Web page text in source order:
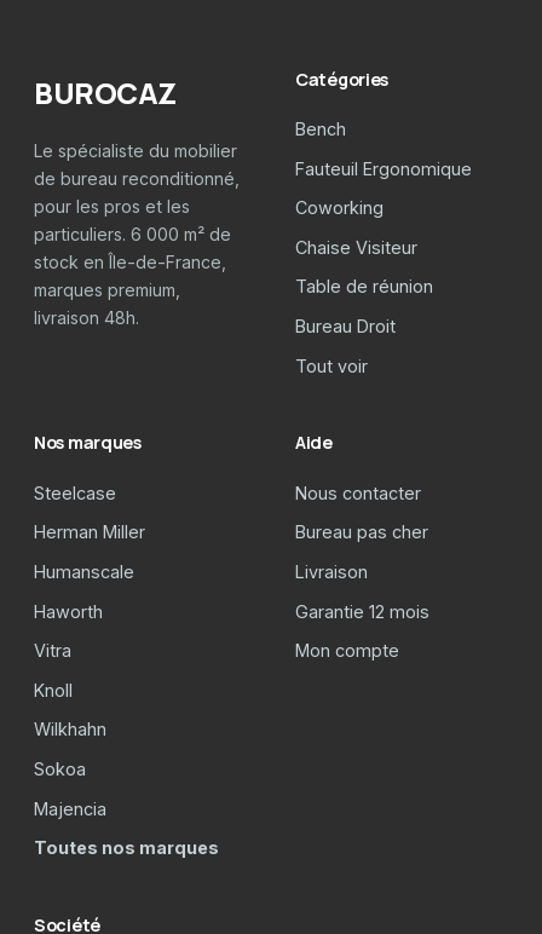
BUROCAZ
Le spécialiste du mobilier
de bureau reconditionné,
pour les pros et les
particuliers. 6 000 m² de
stock en Île-de-France,
marques premium,
livraison 48h.
Catégories
Bench
Fauteuil Ergonomique
Coworking
Chaise Visiteur
Table de réunion
Bureau Droit
Tout voir
Nos marques
Steelcase
Herman Miller
Humanscale
Haworth
Vitra
Knoll
Wilkhahn
Sokoa
Majencia
Toutes nos marques
Aide
Nous contacter
Bureau pas cher
Livraison
Garantie 12 mois
Mon compte
Société